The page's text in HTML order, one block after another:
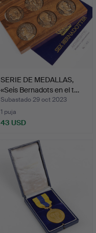
SERIE DE MEDALLAS,
«Seis Bernadots en el t…
Subastado 29 oct 2023
1 puja
43 USD